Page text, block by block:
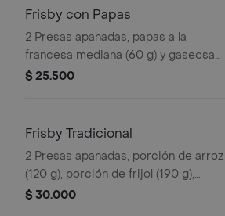
Frisby con Papas
2 Presas apanadas, papas a la
francesa mediana (60 g) y gaseosa
(325 ml)
$ 25.500
Frisby Tradicional
2 Presas apanadas, porción de arroz
(120 g), porción de frijol (190 g),
ensalada de repollo personal (145 g), 2
$ 30.000